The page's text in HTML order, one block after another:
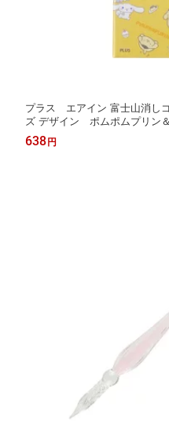
プラス エアイン 富士山消し
ズ デザイン ポムポムプリン
638 円